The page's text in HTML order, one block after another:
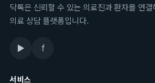
닥톡은 신뢰할 수 있는 의료진과 환자를 연결
의료 상담 플랫폼입니다.
▶ f
서비스